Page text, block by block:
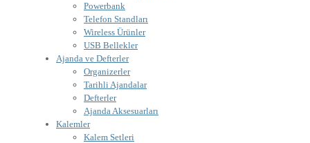
Powerbank
Telefon Standları
Wireless Ürünler
USB Bellekler
Ajanda ve Defterler
Organizerler
Tarihli Ajandalar
Defterler
Ajanda Aksesuarları
Kalemler
Kalem Setleri